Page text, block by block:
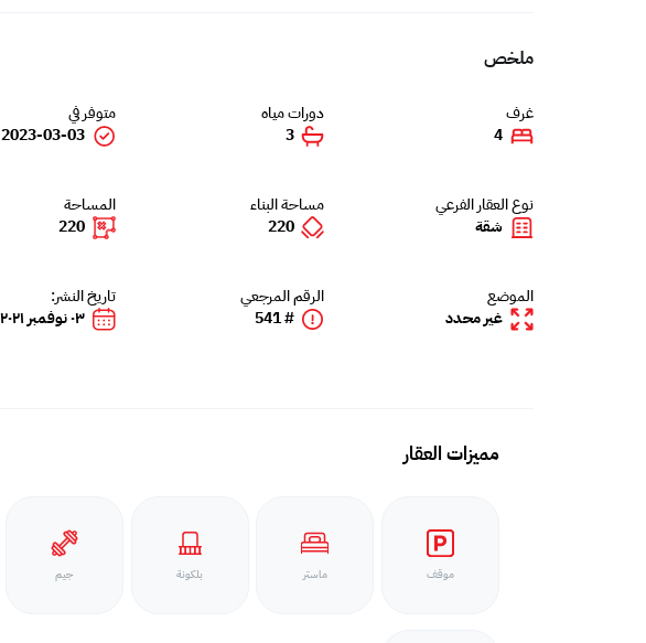
ملخص
غرف
4
دورات مياه
3
متوفر في
2023-03-03
نوع العقار الفرعي
شقة
مساحة البناء
220
المساحة
220
الموضع
غير محدد
الرقم المرجعي
# 541
تاريخ النشر:
٠٣ نوفمبر ٢٠٢١
مميزات العقار
موقف ماستر بلكونة جيم